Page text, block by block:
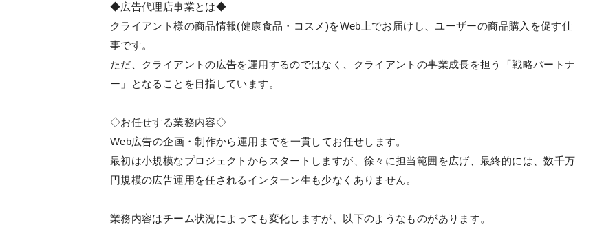
◆広告代理店事業とは◆
クライアント様の商品情報(健康食品・コスメ)をWeb上でお届けし、ユーザーの商品購入を促す仕
事です。
ただ、クライアントの広告を運用するのではなく、クライアントの事業成長を担う「戦略パートナ
ー」となることを目指しています。
◇お任せする業務内容◇
Web広告の企画・制作から運用までを一貫してお任せします。
最初は小規模なプロジェクトからスタートしますが、徐々に担当範囲を広げ、最終的には、数千万
円規模の広告運用を任されるインターン生も少なくありません。
業務内容はチーム状況によっても変化しますが、以下のようなものがあります。